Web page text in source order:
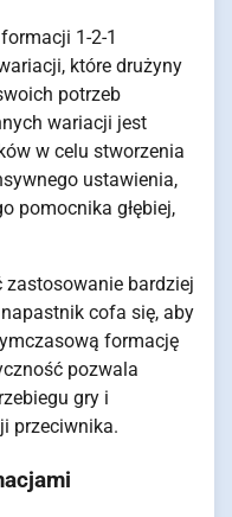
1-2-1
które drużyny
potrzeb
wariacji jest
w celu stworzenia
ustawienia,
pomocnika głębiej,
zastosowanie bardziej
cofa się, aby
formację
pozwala
gry i
przeciwnika.